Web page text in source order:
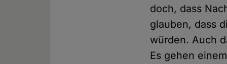
doch, dass
glauben, dass
würden. Auch
Es gehen